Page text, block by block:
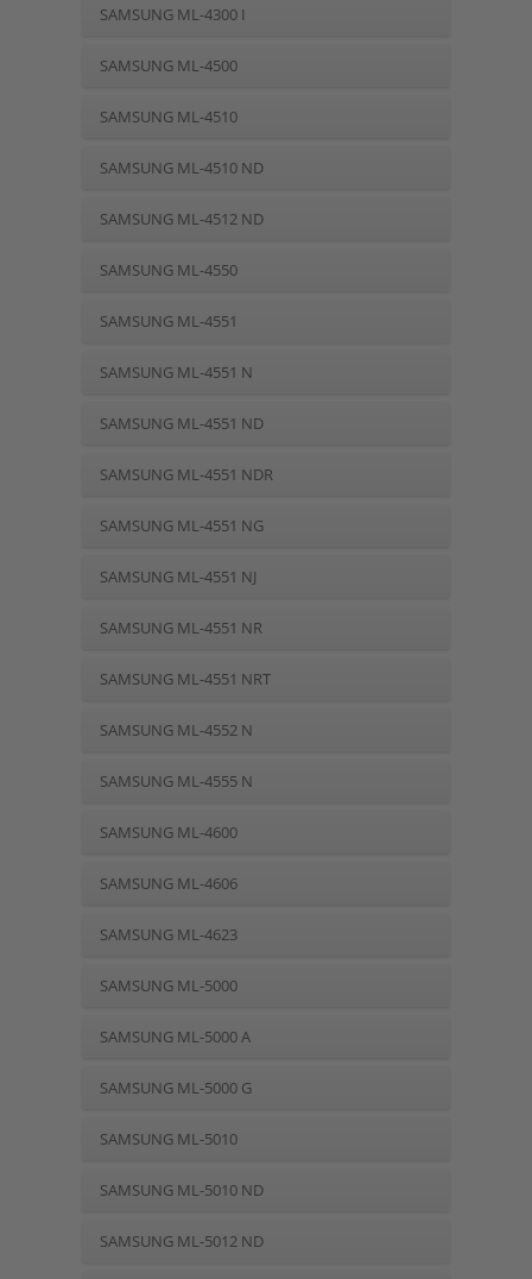
SAMSUNG ML-4300 I
SAMSUNG ML-4500
SAMSUNG ML-4510
SAMSUNG ML-4510 ND
SAMSUNG ML-4512 ND
SAMSUNG ML-4550
SAMSUNG ML-4551
SAMSUNG ML-4551 N
SAMSUNG ML-4551 ND
SAMSUNG ML-4551 NDR
SAMSUNG ML-4551 NG
SAMSUNG ML-4551 NJ
SAMSUNG ML-4551 NR
SAMSUNG ML-4551 NRT
SAMSUNG ML-4552 N
SAMSUNG ML-4555 N
SAMSUNG ML-4600
SAMSUNG ML-4606
SAMSUNG ML-4623
SAMSUNG ML-5000
SAMSUNG ML-5000 A
SAMSUNG ML-5000 G
SAMSUNG ML-5010
SAMSUNG ML-5010 ND
SAMSUNG ML-5012 ND